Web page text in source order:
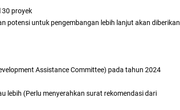
30 proyek
potensi untuk pengembangan lebih lanjut akan diberikan
Assistance Committee) pada tahun 2024
lebih (Perlu menyerahkan surat rekomendasi dari